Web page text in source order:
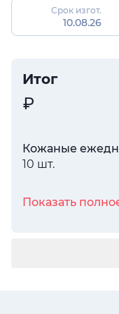
Срок изгот.
10.08.26
Итог
Кожаные
10 шт.
Показать